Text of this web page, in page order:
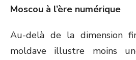
Moscou à l’ère numérique
Au-delà de la dimension
moldave illustre moins